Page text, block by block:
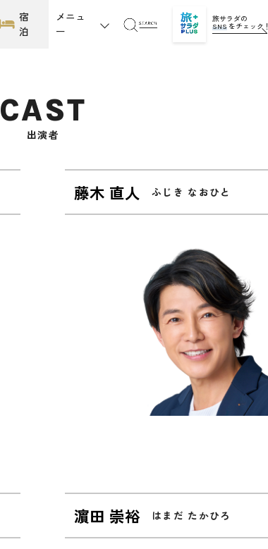
宿
泊
メニュ
ー
旅サラダの
SNS をチェック！
CAST
出演者
藤木 直人 ふじき なおひと
濵田 崇裕 はまだ たかひろ